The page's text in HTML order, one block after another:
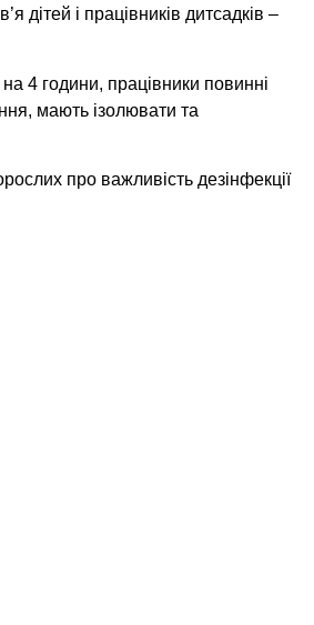
дітей і працівників дитсадків –
4 години, працівники повинні
мають ізолювати та
про важливість дезінфекції